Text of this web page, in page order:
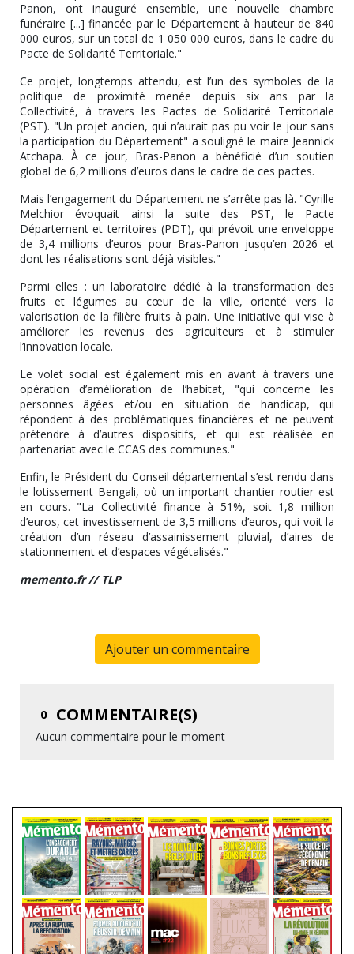
Panon, ont inauguré ensemble, une nouvelle chambre
funéraire [...] financée par le Département à hauteur de 840
000 euros, sur un total de 1 050 000 euros, dans le cadre du
Pacte de Solidarité Territoriale."
Ce projet, longtemps attendu, est l’un des symboles de la
politique de proximité menée depuis six ans par la
Collectivité, à travers les Pactes de Solidarité Territoriale
(PST). "Un projet ancien, qui n’aurait pas pu voir le jour sans
la participation du Département" a souligné le maire Jeannick
Atchapa. À ce jour, Bras-Panon a bénéficié d’un soutien
global de 6,2 millions d’euros dans le cadre de ces pactes.
Mais l’engagement du Département ne s’arrête pas là. "Cyrille
Melchior évoquait ainsi la suite des PST, le Pacte
Département et territoires (PDT), qui prévoit une enveloppe
de 3,4 millions d’euros pour Bras-Panon jusqu’en 2026 et
dont les réalisations sont déjà visibles."
Parmi elles : un laboratoire dédié à la transformation des
fruits et légumes au cœur de la ville, orienté vers la
valorisation de la filière fruits à pain. Une initiative qui vise à
améliorer les revenus des agriculteurs et à stimuler
l’innovation locale.
Le volet social est également mis en avant à travers une
opération d’amélioration de l’habitat, "qui concerne les
personnes âgées et/ou en situation de handicap, qui
répondent à des problématiques financières et ne peuvent
prétendre à d’autres dispositifs, et qui est réalisée en
partenariat avec le CCAS des communes."
Enfin, le Président du Conseil départemental s’est rendu dans
le lotissement Bengali, où un important chantier routier est
en cours. "La Collectivité finance à 51%, soit 1,8 million
d’euros, cet investissement de 3,5 millions d’euros, qui voit la
création d’un réseau d’assainissement pluvial, d’aires de
stationnement et d’espaces végétalisés."
memento.fr // TLP
Ajouter un commentaire
0 COMMENTAIRE(S)
Aucun commentaire pour le moment